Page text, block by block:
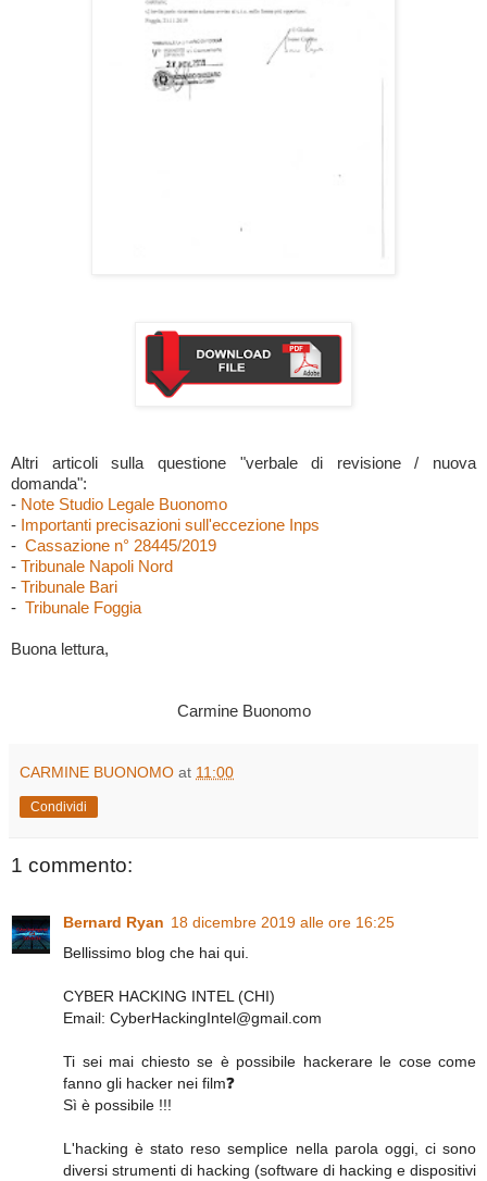
Altri articoli sulla questione "verbale di revisione / nuova
domanda":
- Note Studio Legale Buonomo
- Importanti precisazioni sull'eccezione Inps
- Cassazione n° 28445/2019
- Tribunale Napoli Nord
- Tribunale Bari
- Tribunale Foggia
Buona lettura,
Carmine Buonomo
CARMINE BUONOMO at 11:00
Condividi
1 commento:
Bernard Ryan 18 dicembre 2019 alle ore 16:25
Bellissimo blog che hai qui.
CYBER HACKING INTEL (CHI)
Email: CyberHackingIntel@gmail.com
Ti sei mai chiesto se è possibile hackerare le cose come
fanno gli hacker nei film❓
Sì è possibile !!!
L'hacking è stato reso semplice nella parola oggi, ci sono
diversi strumenti di hacking (software di hacking e dispositivi